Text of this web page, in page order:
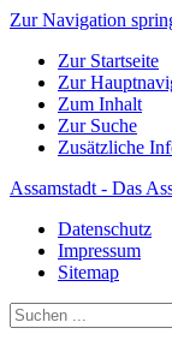
Zur Navigation
Zur Startseite
Zur
Zum Inhalt
Zur Suche
Zusätzliche
Assamstadt - Das
Datenschutz
Impressum
Sitemap